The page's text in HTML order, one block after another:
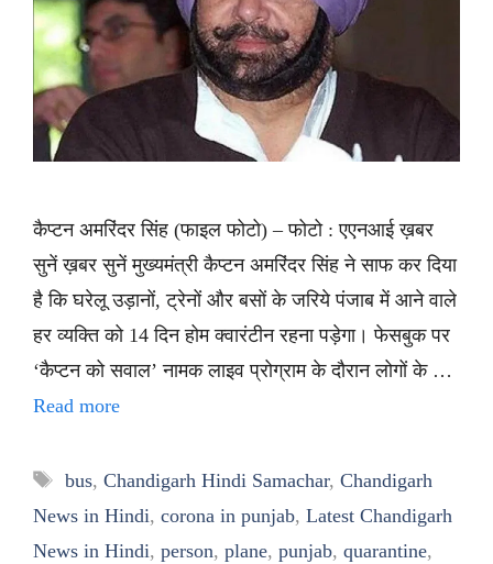
कैप्टन अमरिंदर सिंह (फाइल फोटो) – फोटो : एएनआई ख़बर
सुनें ख़बर सुनें मुख्यमंत्री कैप्टन अमरिंदर सिंह ने साफ कर दिया
है कि घरेलू उड़ानों, ट्रेनों और बसों के जरिये पंजाब में आने वाले
हर व्यक्ति को 14 दिन होम क्वारंटीन रहना पड़ेगा। फेसबुक पर
‘कैप्टन को सवाल’ नामक लाइव प्रोग्राम के दौरान लोगों के …
Read more
Tags
bus, Chandigarh Hindi Samachar, Chandigarh
News in Hindi, corona in punjab, Latest Chandigarh
News in Hindi, person, plane, punjab, quarantine,